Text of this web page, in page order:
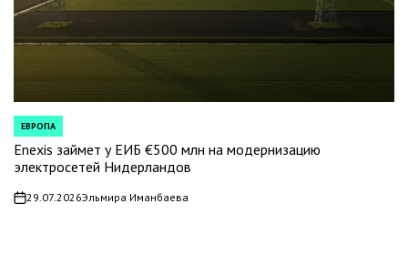
POSTED
IN
ЕВРОПА
Enexis займет у ЕИБ €500 млн на модернизацию
электросетей Нидерландов
on29.07.2026Эльмира Иманбаева